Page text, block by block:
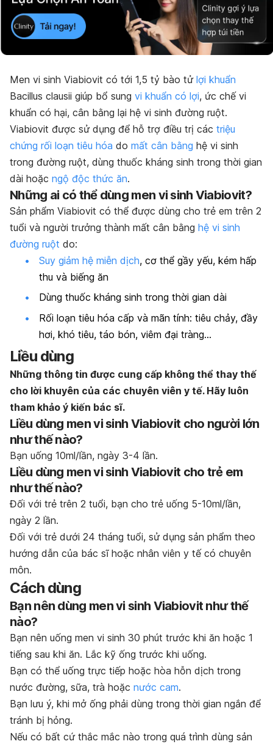
Men vi sinh Viabiovit có tới 1,5 tỷ bào tử lợi khuẩn
Bacillus clausii giúp bổ sung vi khuẩn có lợi, ức chế vi
khuẩn có hại, cân bằng lại hệ vi sinh đường ruột.
Viabiovit được sử dụng để hỗ trợ điều trị các triệu
chứng rối loạn tiêu hóa do mất cân bằng hệ vi sinh
trong đường ruột, dùng thuốc kháng sinh trong thời gian
dài hoặc ngộ độc thức ăn.
Những ai có thể dùng men vi sinh Viabiovit?
Sản phẩm Viabiovit có thể được dùng cho trẻ em trên 2
tuổi và người trưởng thành mất cân bằng hệ vi sinh
đường ruột do:
Suy giảm hệ miễn dịch, cơ thể gầy yếu, kém hấp
thu và biếng ăn
Dùng thuốc kháng sinh trong thời gian dài
Rối loạn tiêu hóa cấp và mãn tính: tiêu chảy, đầy
hơi, khó tiêu, táo bón, viêm đại tràng…
Liều dùng
Những thông tin được cung cấp không thể thay thế
cho lời khuyên của các chuyên viên y tế. Hãy luôn
tham khảo ý kiến bác sĩ.
Liều dùng men vi sinh Viabiovit cho người lớn
như thế nào?
Bạn uống 10ml/lần, ngày 3-4 lần.
Liều dùng men vi sinh Viabiovit cho trẻ em
như thế nào?
Đối với trẻ trên 2 tuổi, bạn cho trẻ uống 5-10ml/lần,
ngày 2 lần.
Đối với trẻ dưới 24 tháng tuổi, sử dụng sản phẩm theo
hướng dẫn của bác sĩ hoặc nhân viên y tế có chuyên
môn.
Cách dùng
Bạn nên dùng men vi sinh Viabiovit như thế
nào?
Bạn nên uống men vi sinh 30 phút trước khi ăn hoặc 1
tiếng sau khi ăn. Lắc kỹ ống trước khi uống.
Bạn có thể uống trực tiếp hoặc hòa hỗn dịch trong
nước đường, sữa, trà hoặc nước cam.
Bạn lưu ý, khi mở ống phải dùng trong thời gian ngắn để
tránh bị hỏng.
Nếu có bất cứ thắc mắc nào trong quá trình dùng sản